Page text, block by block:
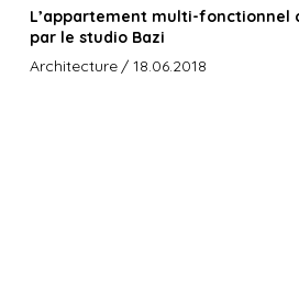
L’appartement multi-fonctionnel
par le studio Bazi
Architecture / 18.06.2018